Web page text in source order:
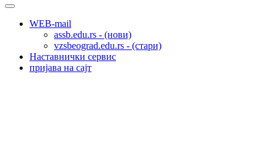
WEB-mail
assb.edu.rs - (нови)
vzsbeograd.edu.rs - (стари)
Наставнички сервис
пријава на сајт